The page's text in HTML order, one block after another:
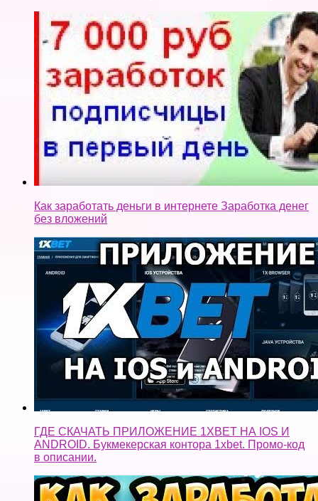
Как заработать деньги в интернете Заработка денег
без вложений
ГДЕ СКАЧАТЬ ПРИЛОЖЕНИЕ 1XBET НА IOS И
ANDROID. Букмекерская контора 1xbet. Промо-код
в описании.